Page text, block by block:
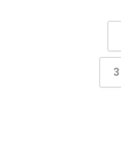
3